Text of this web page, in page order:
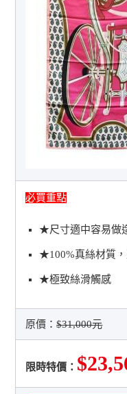
必買重點
★尺寸適中容易做
★100%真絲材質
★極致絲滑觸感
原價：$31,000元
限時特價：